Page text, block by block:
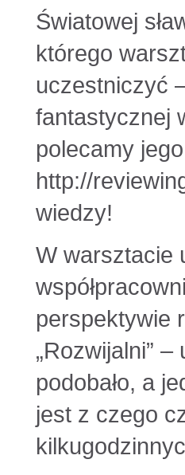
Światowej
którego
uczestniczyć
fantastycznej
polecamy
http://
wiedzy!
W warsztacie
perspektywie
„Rozwijalni”
podobało, a
jest z czego